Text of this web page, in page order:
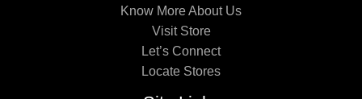
Know More About Us
Visit Store
Let’s Connect
Locate Stores